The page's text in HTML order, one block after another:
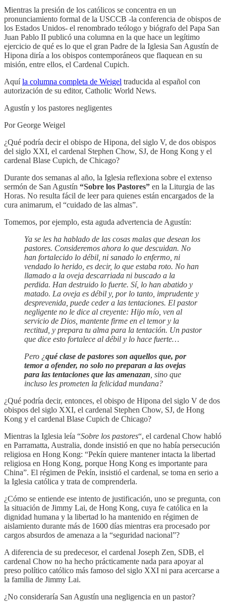
Mientras la presión de los católicos se concentra en un
pronunciamiento formal de la USCCB -la conferencia de obispos de
los Estados Unidos- el renombrado teólogo y biógrafo del Papa San
Juan Pablo II publicó una columna en la que hace un legítimo
ejercicio de qué es lo que el gran Padre de la Iglesia San Agustín de
Hipona diría a los obispos contemporáneos que flaquean en su
misión, entre ellos, el Cardenal Cupich.
Aquí la columna completa de Weigel traducida al español con
autorización de su editor, Catholic World News.
Agustín y los pastores negligentes
Por George Weigel
¿Qué podría decir el obispo de Hipona, del siglo V, de dos obispos
del siglo XXI, el cardenal Stephen Chow, SJ, de Hong Kong y el
cardenal Blase Cupich, de Chicago?
Durante dos semanas al año, la Iglesia reflexiona sobre el extenso
sermón de San Agustín “Sobre los Pastores” en la Liturgia de las
Horas. No resulta fácil de leer para quienes están encargados de la
cura animarum, el “cuidado de las almas”.
Tomemos, por ejemplo, esta aguda advertencia de Agustín:
Ya se les ha hablado de las cosas malas que desean los
pastores. Consideremos ahora lo que descuidan. No
han fortalecido lo débil, ni sanado lo enfermo, ni
vendado lo herido, es decir, lo que estaba roto. No han
llamado a la oveja descarriada ni buscado a la
perdida. Han destruido lo fuerte. Sí, lo han abatido y
matado. La oveja es débil y, por lo tanto, imprudente y
desprevenida, puede ceder a las tentaciones. El pastor
negligente no le dice al creyente: Hijo mío, ven al
servicio de Dios, mantente firme en el temor y la
rectitud, y prepara tu alma para la tentación. Un pastor
que dice esto fortalece al débil y lo hace fuerte…
Pero ¿qué clase de pastores son aquellos que, por
temor a ofender, no solo no preparan a las ovejas
para las tentaciones que las amenazan, sino que
incluso les prometen la felicidad mundana?
¿Qué podría decir, entonces, el obispo de Hipona del siglo V de dos
obispos del siglo XXI, el cardenal Stephen Chow, SJ, de Hong
Kong y el cardenal Blase Cupich de Chicago?
Mientras la Iglesia leía “Sobre los pastores“, el cardenal Chow habló
en Parramatta, Australia, donde insistió en que no había persecución
religiosa en Hong Kong: “Pekín quiere mantener intacta la libertad
religiosa en Hong Kong, porque Hong Kong es importante para
China”. El régimen de Pekín, insistió el cardenal, se toma en serio a
la Iglesia católica y trata de comprenderla.
¿Cómo se entiende ese intento de justificación, uno se pregunta, con
la situación de Jimmy Lai, de Hong Kong, cuya fe católica en la
dignidad humana y la libertad lo ha mantenido en régimen de
aislamiento durante más de 1600 días mientras era procesado por
cargos absurdos de amenaza a la “seguridad nacional”?
A diferencia de su predecesor, el cardenal Joseph Zen, SDB, el
cardenal Chow no ha hecho prácticamente nada para apoyar al
preso político católico más famoso del siglo XXI ni para acercarse a
la familia de Jimmy Lai.
¿No consideraría San Agustín una negligencia en un pastor?